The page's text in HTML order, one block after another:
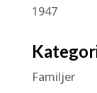
1947
Familjer